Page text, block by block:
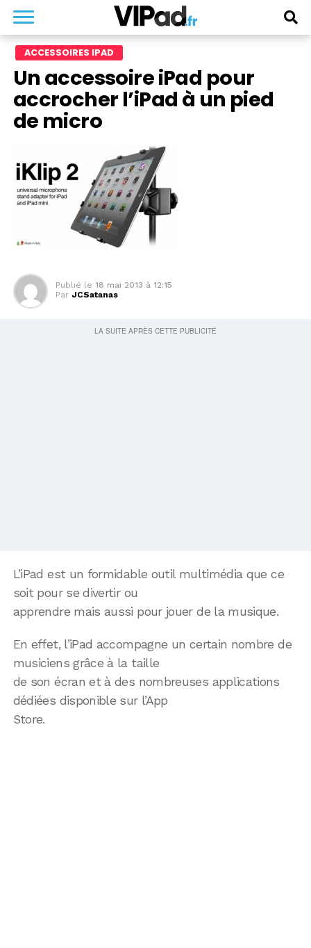
ACCESSOIRES IPAD
Un accessoire iPad pour
accrocher l’iPad à un pied
de micro
Publié le 18 mai 2013 à 12:15
Par JCSatanas
L’iPad est un formidable outil multimédia que ce
soit pour se divertir ou
apprendre mais aussi pour jouer de la musique.
En effet, l’iPad accompagne un certain nombre de
musiciens grâce à la taille
de son écran et à des nombreuses applications
dédiées disponible sur l’App
Store.